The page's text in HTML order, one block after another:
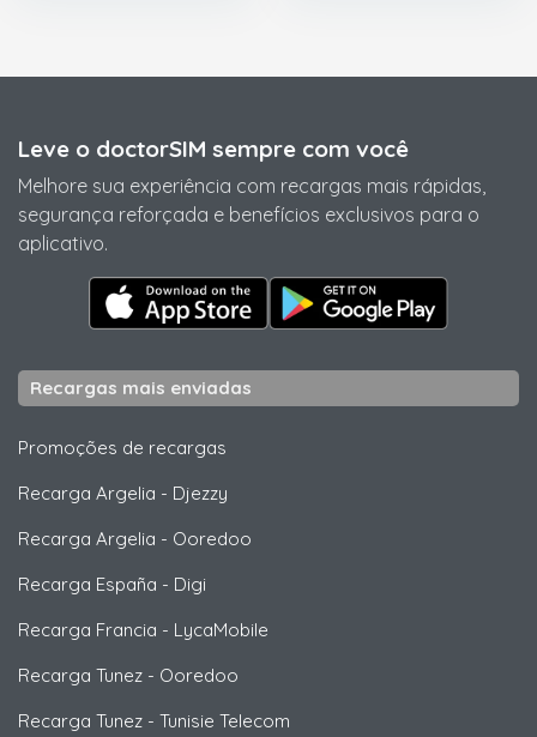
Leve o doctorSIM sempre com você
Melhore sua experiência com recargas mais rápidas,
segurança reforçada e benefícios exclusivos para o
aplicativo.
Recargas mais enviadas
Promoções de recargas
Recarga Argelia - Djezzy
Recarga Argelia - Ooredoo
Recarga España - Digi
Recarga Francia - LycaMobile
Recarga Tunez - Ooredoo
Recarga Tunez - Tunisie Telecom